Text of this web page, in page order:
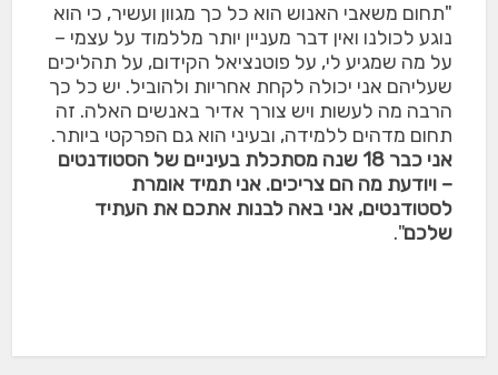
"תחום משאבי האנוש הוא כל כך מגוון ועשיר, כי הוא
נוגע לכולנו ואין דבר מעניין יותר מללמוד על עצמי –
על מה שמגיע לי, על פוטנציאל הקידום, על תהליכים
שעליהם אני יכולה לקחת אחריות ולהוביל. יש כל כך
הרבה מה לעשות ויש צורך אדיר באנשים האלה. זה
תחום מדהים ללמידה, ובעיני הוא גם הפרקטי ביותר.
אני כבר 18 שנה מסתכלת בעיניים של הסטודנטים
– ויודעת מה הם צריכים. אני תמיד אומרת
לסטודנטים, אני באה לבנות אתכם את העתיד
שלכם".